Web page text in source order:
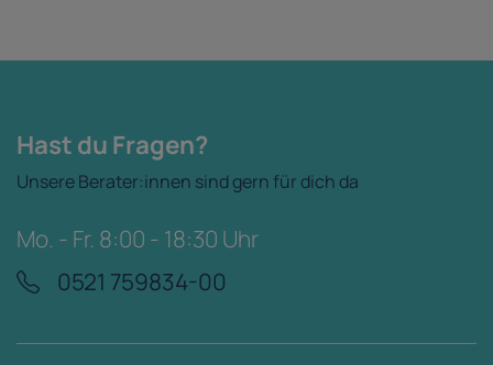
Hast du Fragen?
Unsere Berater:innen sind gern für dich da
Mo. - Fr. 8:00 - 18:30 Uhr
0521 759834-00